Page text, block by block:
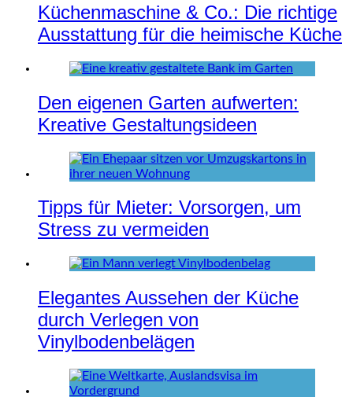
Küchenmaschine & Co.: Die richtige
Ausstattung für die heimische Küche
Den eigenen Garten aufwerten:
Kreative Gestaltungsideen
Tipps für Mieter: Vorsorgen, um
Stress zu vermeiden
Elegantes Aussehen der Küche
durch Verlegen von
Vinylbodenbelägen